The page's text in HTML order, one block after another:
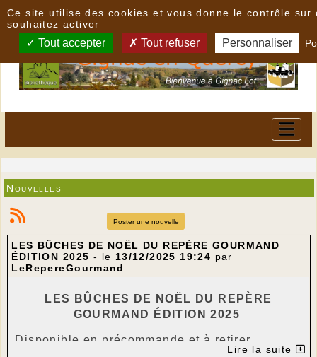
Nouvelles
Poster une nouvelle
LES BÛCHES DE NOËL DU REPÈRE GOURMAND
ÉDITION 2025 - le 13/12/2025 19:24 par
LeRepereGourmand
LES BÛCHES DE NOËL DU REPÈRE
GOURMAND ÉDITION 2025
Disponible en précommande et à retirer
Lire la suite
Ce site utilise des cookies et vous donne le contrôle sur
souhaitez activer
Tout accepter Tout refuser Personnaliser